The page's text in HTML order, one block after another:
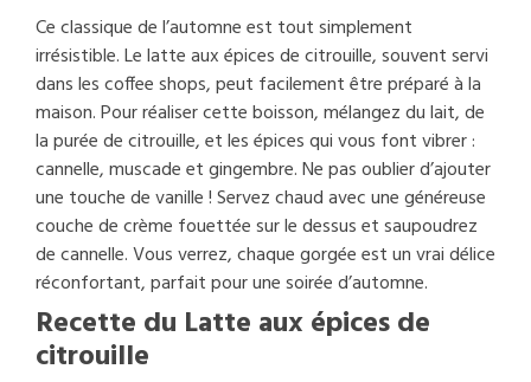
Ce classique de l’automne est tout simplement
irrésistible. Le latte aux épices de citrouille, souvent servi
dans les coffee shops, peut facilement être préparé à la
maison. Pour réaliser cette boisson, mélangez du lait, de
la purée de citrouille, et les épices qui vous font vibrer :
cannelle, muscade et gingembre. Ne pas oublier d’ajouter
une touche de vanille ! Servez chaud avec une généreuse
couche de crème fouettée sur le dessus et saupoudrez
de cannelle. Vous verrez, chaque gorgée est un vrai délice
réconfortant, parfait pour une soirée d’automne.
Recette du Latte aux épices de
citrouille